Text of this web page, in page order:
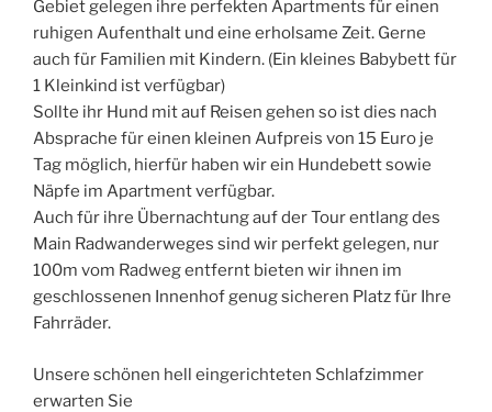
Gebiet gelegen ihre perfekten Apartments für einen
ruhigen Aufenthalt und eine erholsame Zeit. Gerne
auch für Familien mit Kindern. (Ein kleines Babybett für
1 Kleinkind ist verfügbar)
Sollte ihr Hund mit auf Reisen gehen so ist dies nach
Absprache für einen kleinen Aufpreis von 15 Euro je
Tag möglich, hierfür haben wir ein Hundebett sowie
Näpfe im Apartment verfügbar.
Auch für ihre Übernachtung auf der Tour entlang des
Main Radwanderweges sind wir perfekt gelegen, nur
100m vom Radweg entfernt bieten wir ihnen im
geschlossenen Innenhof genug sicheren Platz für Ihre
Fahrräder.
Unsere schönen hell eingerichteten Schlafzimmer
erwarten Sie